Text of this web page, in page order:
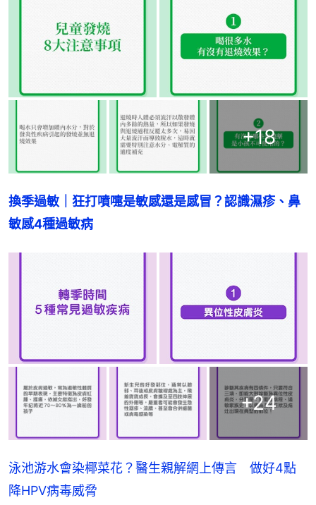
+18
換季過敏｜狂打噴嚏是敏感還是感冒？認識濕疹、鼻
敏感4種過敏病
+24
泳池游水會染椰菜花？醫生親解網上傳言 做好4點
降HPV病毒威脅